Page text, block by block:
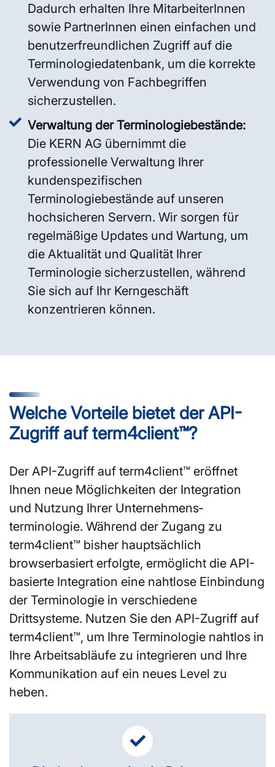
Dadurch erhalten Ihre MitarbeiterInnen
sowie PartnerInnen einen einfachen und
benutzerfreundlichen Zugriff auf die
Terminologiedatenbank, um die korrekte
Verwendung von Fachbegriffen
sicherzustellen.
Verwaltung der Terminologiebestände:
Die KERN AG übernimmt die
professionelle Verwaltung Ihrer
kundenspezifischen
Terminologiebestände auf unseren
hochsicheren Servern. Wir sorgen für
regelmäßige Updates und Wartung, um
die Aktualität und Qualität Ihrer
Terminologie sicherzustellen, während
Sie sich auf Ihr Kerngeschäft
konzentrieren können.
Welche Vorteile bietet der API-
Zugriff auf term4client™?
Der API-Zugriff auf term4client™ eröffnet
Ihnen neue Möglichkeiten der Integration
und Nutzung Ihrer Unternehmens­
terminologie. Während der Zugang zu
term4client™ bisher hauptsächlich
browserbasiert erfolgte, ermöglicht die API-
basierte Integration eine nahtlose Einbindung
der Terminologie in verschiedene
Drittsysteme. Nutzen Sie den API-Zugriff auf
term4client™, um Ihre Terminologie nahtlos in
Ihre Arbeitsabläufe zu integrieren und Ihre
Kommunikation auf ein neues Level zu
heben.